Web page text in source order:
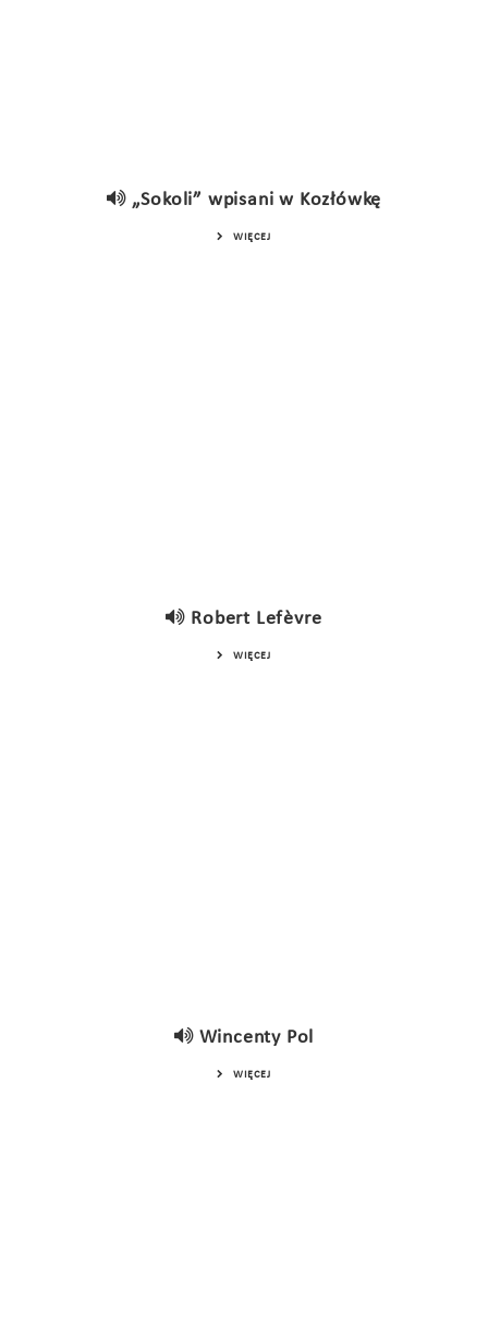
„Sokoli” wpisani w Kozłówkę
WIĘCEJ
Robert Lefèvre
WIĘCEJ
Wincenty Pol
WIĘCEJ